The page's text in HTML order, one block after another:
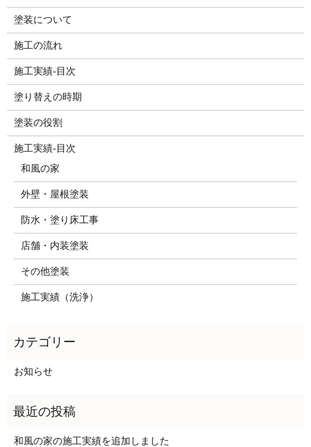
塗装について
施工の流れ
施工実績-目次
塗り替えの時期
塗装の役割
施工実績-目次
和風の家
外壁・屋根塗装
防水・塗り床工事
店舗・内装塗装
その他塗装
施工実績（洗浄）
お知らせ
和風の家の施工実績を追加しました